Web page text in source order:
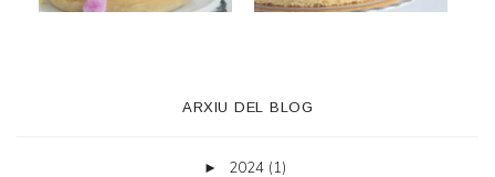
ARXIU DEL BLOG
► 2024 (1)